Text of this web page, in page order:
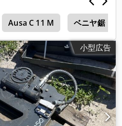
Ausa C 11 M ベニヤ鋸
小型広告